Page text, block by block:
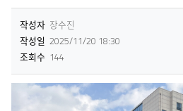
작성자 장수진
작성일 2025/11/20 18:30
조회수 144